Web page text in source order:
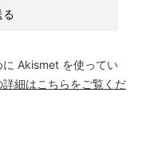
に Akismet を使ってい
細はこちらをご覧くだ